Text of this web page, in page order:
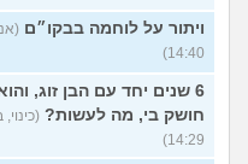
ויתור על לוחמה בבקו״ם
14:40)
6 שנים יחד עם הבן זוג,
חושק בי, מה לעשות?
14:29)